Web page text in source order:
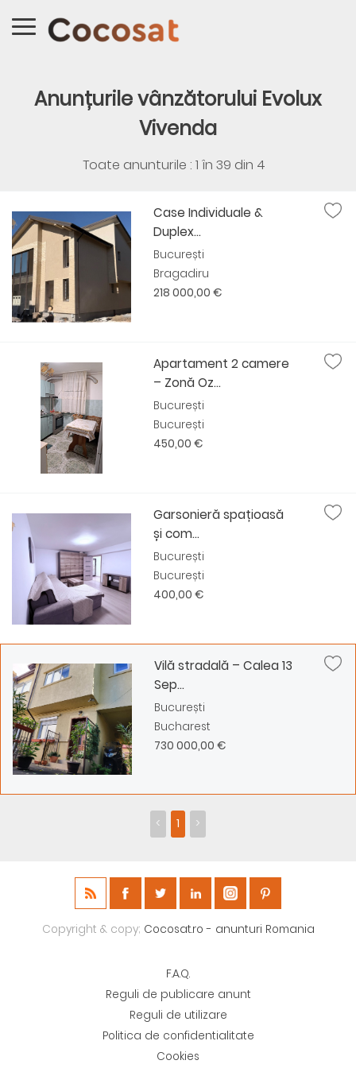
Anunțurile vânzătorului Evolux
Vivenda
Toate anunturile : 1 în 39 din 4
Case Individuale &
Duplex...
București
Bragadiru
218 000,00 €
Apartament 2 camere
– Zonă Oz...
București
București
450,00 €
Garsonieră spațioasă
și com...
București
București
400,00 €
Vilă stradală – Calea 13
Sep...
București
Bucharest
730 000,00 €
< 1 >
Copyright & copy; Cocosat.ro - anunturi Romania
F.A.Q.
Reguli de publicare anunt
Reguli de utilizare
Politica de confidentialitate
Cookies